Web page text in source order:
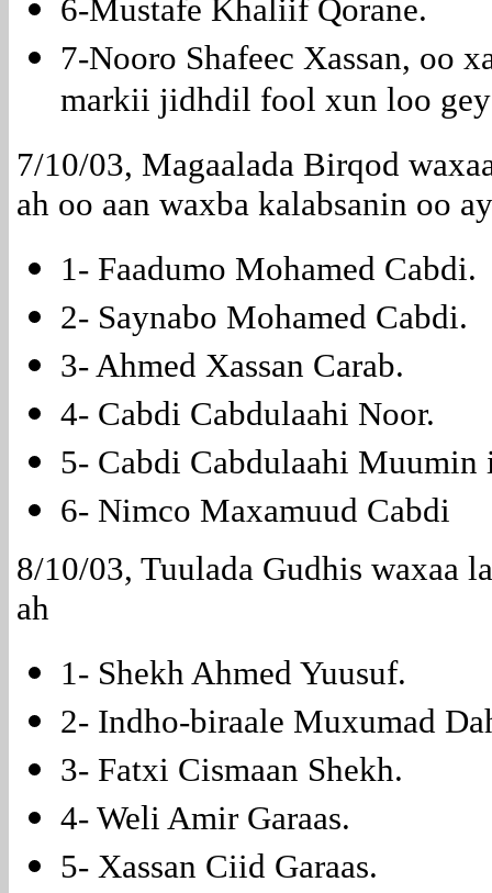
6-Mustafe Khaliif Qorane.
7-Nooro Shafeec Xassan, oo
markii jidhdil fool xun loo
7/10/03, Magaalada Birqod
ah oo aan waxba kalabsanin oo
1- Faadumo Mohamed Cabdi.
2- Saynabo Mohamed Cabdi.
3- Ahmed Xassan Carab.
4- Cabdi Cabdulaahi Noor.
5- Cabdi Cabdulaahi Muumin
6- Nimco Maxamuud Cabdi
8/10/03, Tuulada Gudhis waxaa
ah
1- Shekh Ahmed Yuusuf.
2- Indho-biraale Muxumad
3- Fatxi Cismaan Shekh.
4- Weli Amir Garaas.
5- Xassan Ciid Garaas.